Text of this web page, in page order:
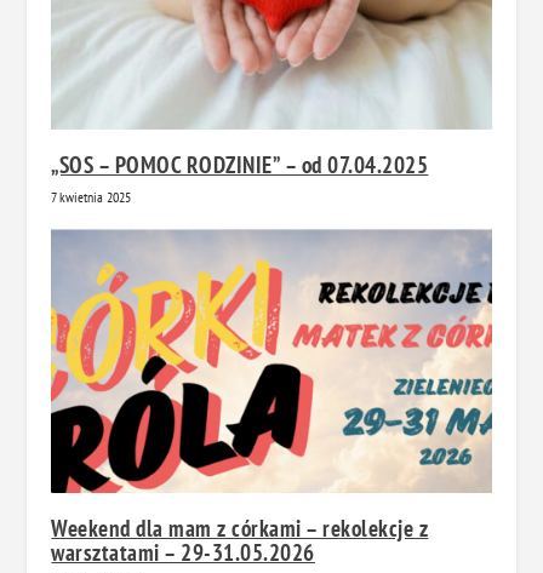
„SOS – POMOC RODZINIE” – od 07.04.2025
7 kwietnia 2025
Weekend dla mam z córkami – rekolekcje z
warsztatami – 29-31.05.2026